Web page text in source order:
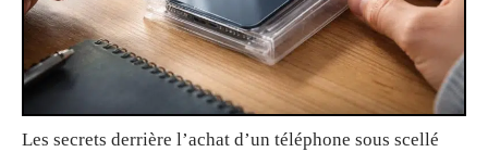
Les secrets derrière l’achat d’un téléphone sous scellé